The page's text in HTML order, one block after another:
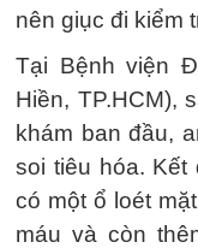
nên giục đi kiểm
Tại Bệnh viện
Hiền, TP.HCM),
khám ban đầu,
soi tiêu hóa. Kết
có một ổ loét
máu và còn